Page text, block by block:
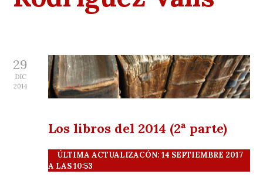
29
DIC
2014
Los libros del 2014 (2ª parte)
ÚLTIMA ACTUALIZACÓN: 14 SEPTIEMBRE 2017
A LAS 10:53